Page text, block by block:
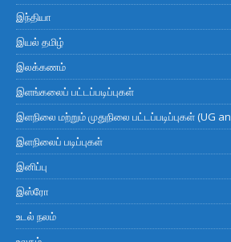
இந்தியா
இயல் தமிழ்
இலக்கணம்
இளங்கலைப் பட்டப்படிப்புகள்
இளநிலை மற்றும் முதுநிலை பட்டப்படிப்புகள் (UG
இளநிலைப் படிப்புகள்
இனிப்பு
இஸ்ரோ
உடல் நலம்